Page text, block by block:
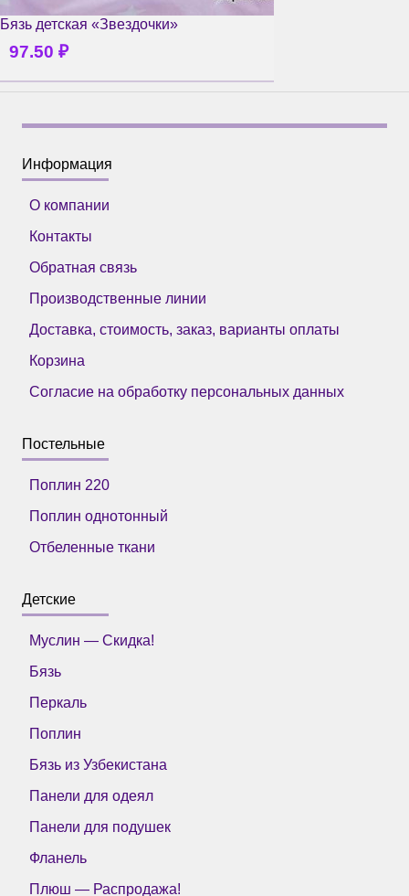
Бязь детская «Звездочки»
97.50 ₽
Информация
О компании
Контакты
Обратная связь
Производственные линии
Доставка, стоимость, заказ, варианты оплаты
Корзина
Согласие на обработку персональных данных
Постельные
Поплин 220
Поплин однотонный
Отбеленные ткани
Детские
Муслин — Скидка!
Бязь
Перкаль
Поплин
Бязь из Узбекистана
Панели для одеял
Панели для подушек
Фланель
Плюш — Распродажа!